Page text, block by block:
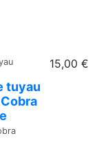
tuyau
15,00 €